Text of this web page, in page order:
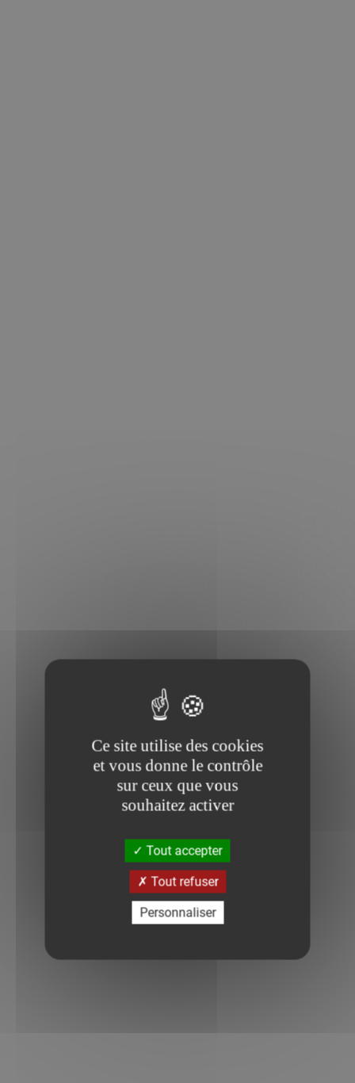
Ce site utilise des cookies
et vous donne le contrôle
sur ceux que vous
souhaitez activer
Tout accepter
Tout refuser
Personnaliser